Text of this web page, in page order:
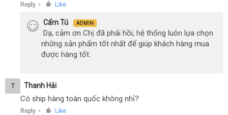
Reply ● Like
Cẩm Tú ADMIN
Dạ, cảm ơn Chị đã phải hồi, hệ thống luôn lựa chọn
những sản phẩm tốt nhất để giúp khách hàng mua
được hàng tốt.
T Thanh Hải
Có ship hàng toàn quốc không nhỉ?
Reply ● Like